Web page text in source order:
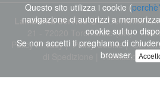
Lambretta Service
di Dell'Anna
21 - 72020 Torchiarolo (BR) -
Policy Privacy| Policy Cookie|
|Risoluzione
Questo sito utilizza i cookie (
navigazione ci autorizzi a
cookie sul tuo
Se non accetti ti preghiamo di
browser.